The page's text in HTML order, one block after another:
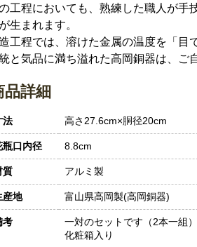
工程においても、熟練した職人が手
生まれます。
工程では、溶けた金属の温度を「目
と気品に満ち溢れた高岡銅器は、ご
品詳細
法 高さ27.6cm×胴径20cm
瓶口内径 8.8cm
質 アルミ製
産地 富山県高岡製(高岡銅器)
考
一対のセットです（2本一組）
化粧箱入り